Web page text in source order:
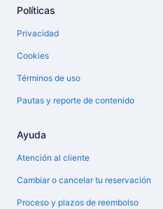
Políticas
Privacidad
Cookies
Términos de uso
Pautas y reporte de contenido
Ayuda
Atención al cliente
Cambiar o cancelar tu reservación
Proceso y plazos de reembolso